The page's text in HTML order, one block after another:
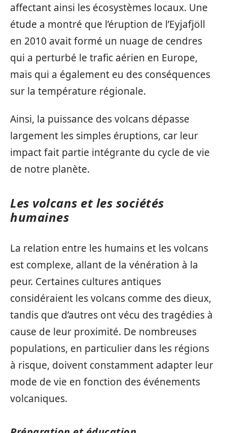
affectant ainsi les écosystèmes locaux. Une
étude a montré que l’éruption de l’Eyjafjöll
en 2010 avait formé un nuage de cendres
qui a perturbé le trafic aérien en Europe,
mais qui a également eu des conséquences
sur la température régionale.
Ainsi, la puissance des volcans dépasse
largement les simples éruptions, car leur
impact fait partie intégrante du cycle de vie
de notre planète.
Les volcans et les sociétés
humaines
La relation entre les humains et les volcans
est complexe, allant de la vénération à la
peur. Certaines cultures antiques
considéraient les volcans comme des dieux,
tandis que d’autres ont vécu des tragédies à
cause de leur proximité. De nombreuses
populations, en particulier dans les régions
à risque, doivent constamment adapter leur
mode de vie en fonction des événements
volcaniques.